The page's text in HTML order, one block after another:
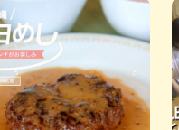
イキング スイー
カレー
ガー タコス・タ